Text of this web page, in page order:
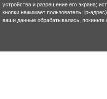
устройства и разрешение его экрана;
кнопки нажимает пользователь; ip-
ваши данные обрабатывались, покиньте